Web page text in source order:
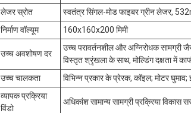
लेजर स्रोत
स्वतंत्र सिंगल-मोड फाइबर ग्रीन लेजर,
निर्माण वॉल्यूम
160x160x200 मिमी
उच्च अवशोषण दर
उच्च परावर्तनशील और अग्निरोधक सामग्री
विस्तृत श्रृंखला के साथ, मोल्डिंग दक्षता में
उच्च चालकता
विभिन्न प्रकार के प्रेरक, कॉइल; मोटर घुमाव;
व्यापक प्रक्रिया
विंडो
अधिकांश सामान्य सामग्री प्रक्रिया विकास